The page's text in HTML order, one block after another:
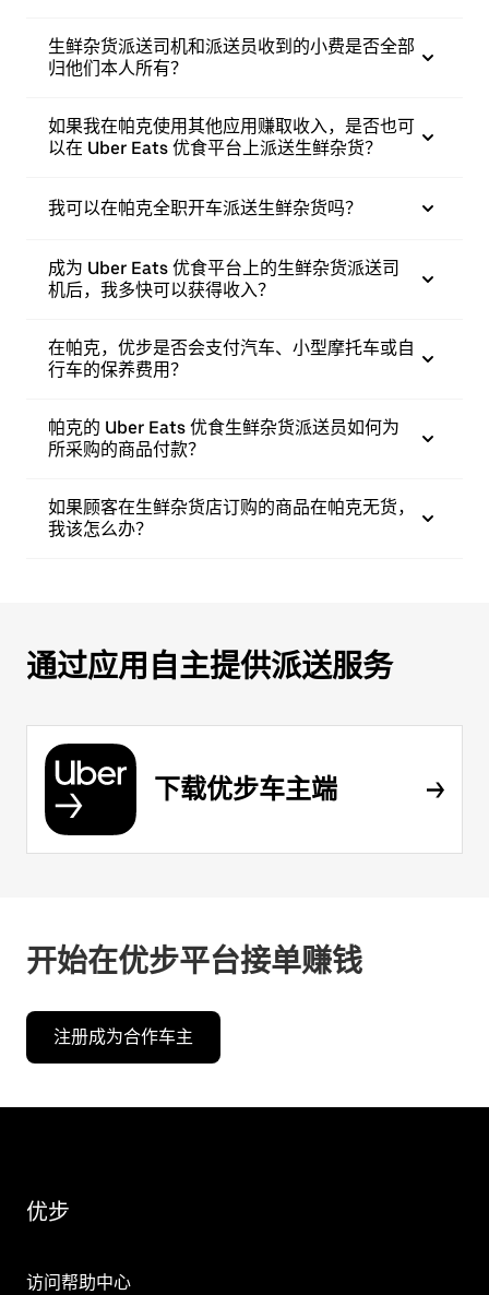
生鲜杂货派送司机和派送员收到的小费是否全部
归他们本人所有？
如果我在帕克使用其他应用赚取收入，是否也可
以在 Uber Eats 优食平台上派送生鲜杂货？
我可以在帕克全职开车派送生鲜杂货吗？
成为 Uber Eats 优食平台上的生鲜杂货派送司
机后，我多快可以获得收入？
在帕克，优步是否会支付汽车、小型摩托车或自
行车的保养费用？
帕克的 Uber Eats 优食生鲜杂货派送员如何为
所采购的商品付款？
如果顾客在生鲜杂货店订购的商品在帕克无货，
我该怎么办？
通过应用自主提供派送服务
下载优步车主端
开始在优步平台接单赚钱
注册成为合作车主
优步
访问帮助中心